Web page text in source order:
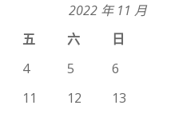
2022 年 11 月
五 六
日
4 5
6
11 12
13